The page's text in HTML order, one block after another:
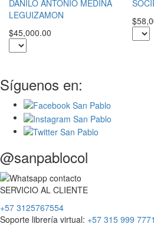
DANILO ANTONIO MEDINA
LEGUIZAMON
$45,000.00
Síguenos en:
@sanpablocol
SERVICIO AL CLIENTE
+57 3125767554
Soporte librería virtual: +57 315 999 7771